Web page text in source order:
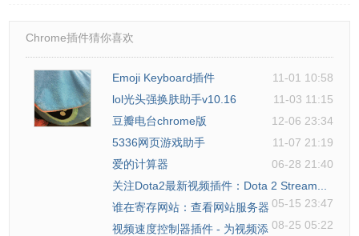
Chrome插件猜你喜欢
Emoji Keyboard插件
11-01 10:58
lol光头强换肤助手v10.16
11-03 11:15
豆瓣电台chrome版
12-06 23:34
5336网页游戏助手
11-07 21:19
爱的计算器
06-28 21:40
关注Dota2最新视频插件：Dota 2 Stream...
05-15 23:47
谁在寄存网站：查看网站服务器
08-25 05:22
视频速度控制器插件 - 为视频添